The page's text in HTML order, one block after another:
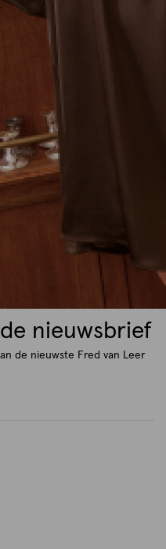
nieuwsbrief
de nieuwste Fred van Leer